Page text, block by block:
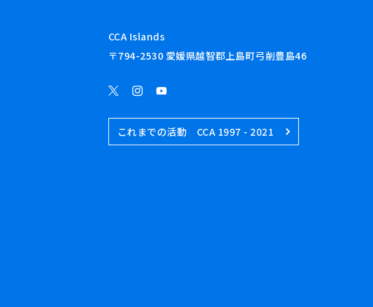
CCA Islands
〒794-2530 愛媛県越智郡上島町弓削豊島46
これまでの活動 CCA 1997 - 2021